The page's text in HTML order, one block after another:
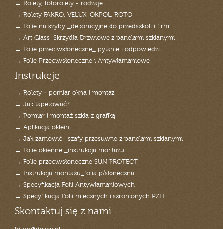
→ Rolety, fotorolety - rodzaje
→ Rolety FAKRO, VELUX, OKPOL, ROTO
→ Folie na szyby _dekoracyjne do przedszkoli i firm
→ Art Glass_Skrzydła Drzwiowe z panelami szklanymi
→ Folie przeciwsłoneczne_ pytanie i odpowiedzi
→ Folie Przeciwsłoneczne i Antywłamaniowe
Instrukcje
→ Rolety - pomiar okna i montaż
→ Jak tapetować?
→ Pomiar i montaż szkła z grafiką
→ Aplikacja oklein
→ Jak zamówić _szafy przesuwne z panelami szklanymi
→ Folie okienne _instrukcja montażu
→ Folie przeciwsłoneczne SUN PROTECT
→ Instrukcja montażu_folia p/słoneczna
→ Specyfikacja Folii Antywłamaniowych
→ Specyfikacja Folii mlecznych i szronionych PZH
Skontaktuj się z nami